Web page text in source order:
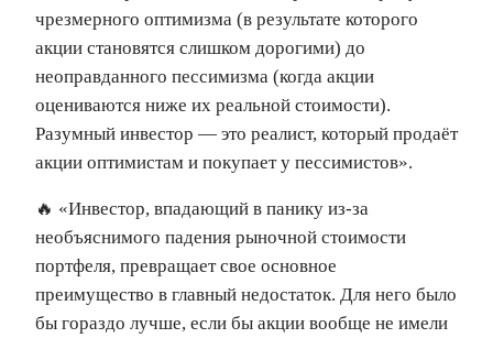
чрезмерного оптимизма (в результате которого
акции становятся слишком дорогими) до
неоправданного пессимизма (когда акции
оцениваются ниже их реальной стоимости).
Разумный инвестор — это реалист, который продаёт
акции оптимистам и покупает у пессимистов».
🔥 «Инвестор, впадающий в панику из-за
необъяснимого падения рыночной стоимости
портфеля, превращает свое основное
преимущество в главный недостаток. Для него было
бы гораздо лучше, если бы акции вообще не имели